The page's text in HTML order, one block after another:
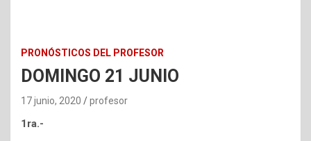
PRONÓSTICOS DEL PROFESOR
DOMINGO 21 JUNIO
17 junio, 2020 profesor
1ra.-